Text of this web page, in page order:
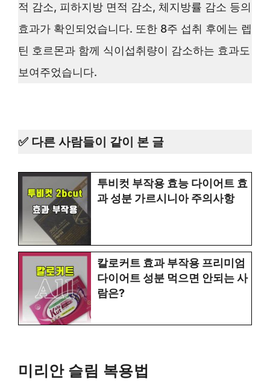
적 감소, 피하지방 면적 감소, 체지방률 감소 등의
효과가 확인되었습니다. 또한 8주 섭취 후에는 렙
틴 호르몬과 함께 식이섭취량이 감소하는 효과도
보여주었습니다.
✅ 다른 사람들이 같이 본 글
투비컷 부작용 효능 다이어트 효
과 성분 가르시니아 주의사항
칼로커트 효과 부작용 프리미엄
다이어트 성분 먹으면 안되는 사
람은?
미리안 슬림 복용법